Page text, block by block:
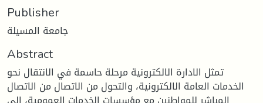
Publisher
جامعة المسيلة
Abstract
تمثل الادارة الالكترونية مرحلة حاسمة في الانتقال نحو
الخدمات العامة الالكترونية، والتحول من الاتصال من الاتصال